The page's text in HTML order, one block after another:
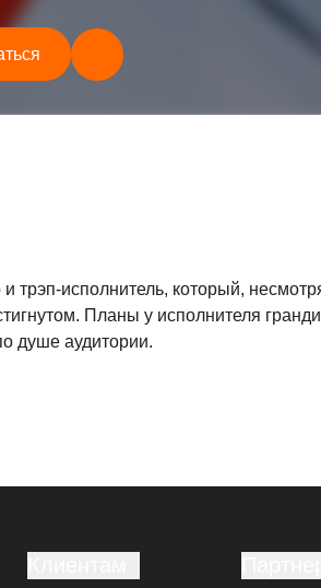
исполнитель, который,
Планы у исполнителя
душе аудитории.